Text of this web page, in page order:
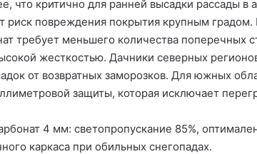
что критично для ранней высадки рассады в
риск повреждения покрытия крупным
требует меньшего количества поперечных
жесткостью. Дачники северных
от возвратных заморозков. Для южных
защиты, которая исключает
4 мм: светопропускание 85%,
каркаса при обильных снегопадах.